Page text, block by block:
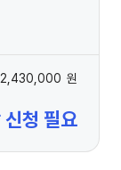
원
신청 필요